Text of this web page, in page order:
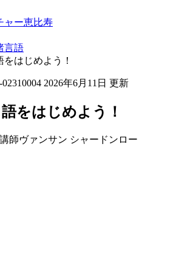
ャー恵比寿
言語
はじめよう！
2026年6月11日 更新
をはじめよう！
師ヴァンサン シャードンロー